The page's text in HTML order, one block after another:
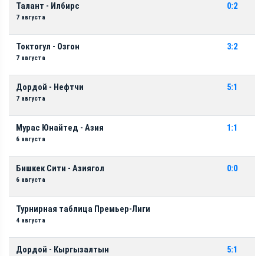
Талант - Илбирс
7 августа
0:2
Токтогул - Озгон
7 августа
3:2
Дордой - Нефтчи
7 августа
5:1
Мурас Юнайтед - Азия
6 августа
1:1
Бишкек Сити - Азиягол
6 августа
0:0
Турнирная таблица Премьер-Лиги
4 августа
Дордой - Кыргызалтын 5:1